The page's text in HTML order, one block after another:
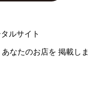
ルサイト
あなたのお店を 掲載しま